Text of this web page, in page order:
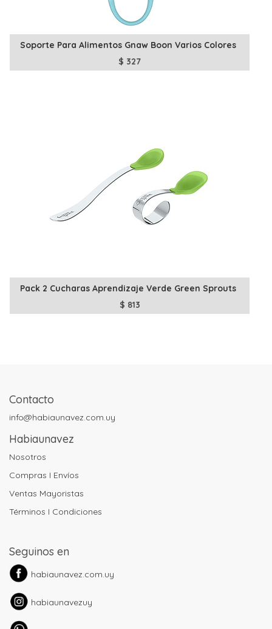
Soporte Para Alimentos Gnaw Boon Varios Colores
$ 327
Pack 2 Cucharas Aprendizaje Verde Green Sprouts
$ 813
Contacto
info@habiaunavez.com.uy
Habiaunavez
Nosotros
Compras I Envíos
Ventas Mayoristas
Términos I Condiciones
Seguinos en
habiaunavez.com.uy
habiaunavezuy